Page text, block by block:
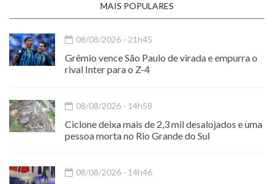
MAIS POPULARES
08/08/2026 - 21h45
Grêmio vence São Paulo de virada e empurra o
rival Inter para o Z-4
08/08/2026 - 14h58
Ciclone deixa mais de 2,3 mil desalojados e uma
pessoa morta no Rio Grande do Sul
08/08/2026 - 14h46